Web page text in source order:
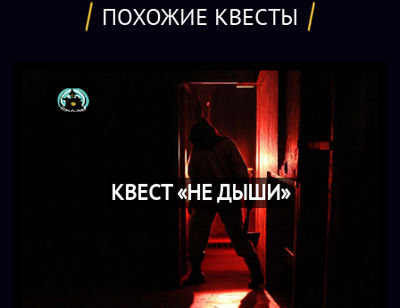
ПОХОЖИЕ КВЕСТЫ
КВЕСТ «НЕ ДЫШИ»